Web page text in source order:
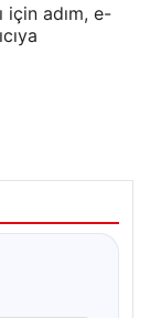
için adım, e-